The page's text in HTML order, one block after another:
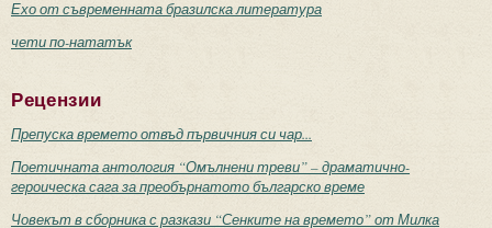
Ехо от съвременната бразилска литература
чети по-нататък
Рецензии
Препуска времето отвъд първичния си чар...
Поетичната антология “Омълнени треви” – драматично-
героическа сага за преобърнатото българско време
Човекът в сборника с разкази “Сенките на времето” от Милка